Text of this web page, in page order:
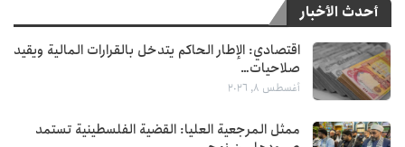
أحدث الأخبار
اقتصادي: الإطار الحاكم يتدخل بالقرارات المالية ويقيد
صلاحيات…
أغسطس 8, 2026
ممثل المرجعية العليا: القضية الفلسطينية تستمد